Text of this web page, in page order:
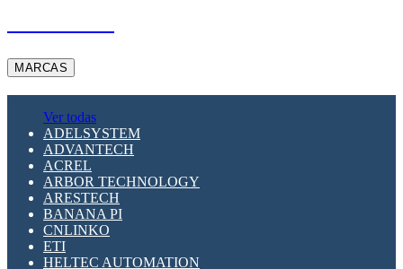
MARCAS
Ver todas
ADELSYSTEM
ADVANTECH
ACREL
ARBOR TECHNOLOGY
ARESTECH
BANANA PI
CNLINKO
ETI
HELTEC AUTOMATION